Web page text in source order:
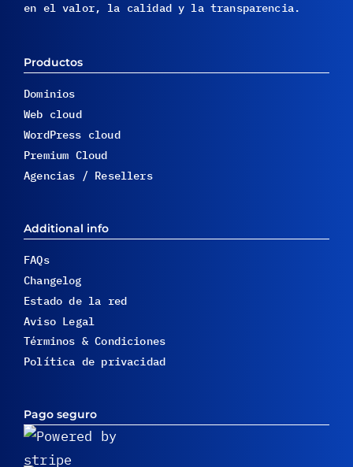
en el valor, la calidad y la transparencia.
Productos
Dominios
Web cloud
WordPress cloud
Premium Cloud
Agencias / Resellers
Additional info
FAQs
Changelog
Estado de la red
Aviso Legal
Términos & Condiciones
Política de privacidad
Pago seguro